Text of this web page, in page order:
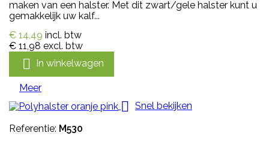
maken van een halster. Met dit zwart/gele halster kunt u
gemakkelijk uw kalf...
€ 14,49 incl. btw
€ 11,98 excl. btw
 In winkelwagen
Meer
 Snel bekijken
Referentie: M530